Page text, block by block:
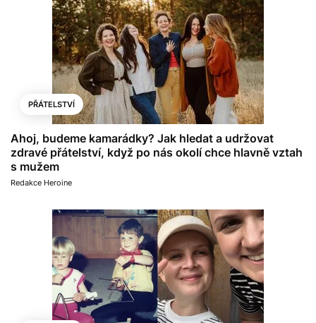
PŘÁTELSTVÍ
Ahoj, budeme kamarádky? Jak hledat a udržovat
zdravé přátelství, když po nás okolí chce hlavně vztah
s mužem
Redakce Heroine